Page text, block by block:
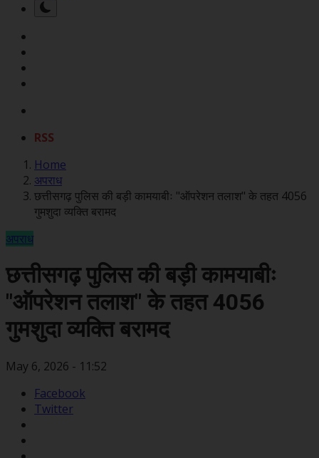
RSS
Home
अपराध
छत्तीसगढ़ पुलिस की बड़ी कामयाबीः "ऑपरेशन तलाश" के तहत 4056
गुमशुदा व्यक्ति बरामद
अपराध
छत्तीसगढ़ पुलिस की बड़ी कामयाबीः
"ऑपरेशन तलाश" के तहत 4056
गुमशुदा व्यक्ति बरामद
May 6, 2026 - 11:52
Facebook
Twitter